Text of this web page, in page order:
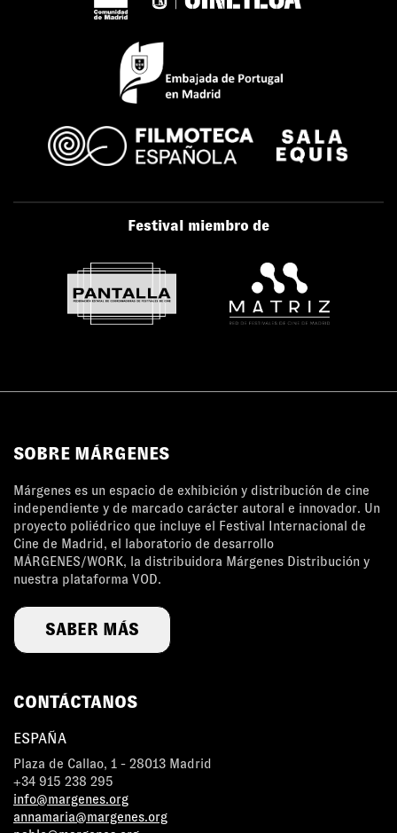
Festival miembro de
SOBRE MÁRGENES
Márgenes es un espacio de exhibición y distribución de cine
independiente y de marcado carácter autoral e innovador. Un
proyecto poliédrico que incluye el Festival Internacional de
Cine de Madrid, el laboratorio de desarrollo
MÁRGENES/WORK, la distribuidora Márgenes Distribución y
nuestra plataforma VOD.
SABER MÁS
CONTÁCTANOS
ESPAÑA
Plaza de Callao, 1 - 28013 Madrid
+34 915 238 295
info@margenes.org
annamaria@margenes.org